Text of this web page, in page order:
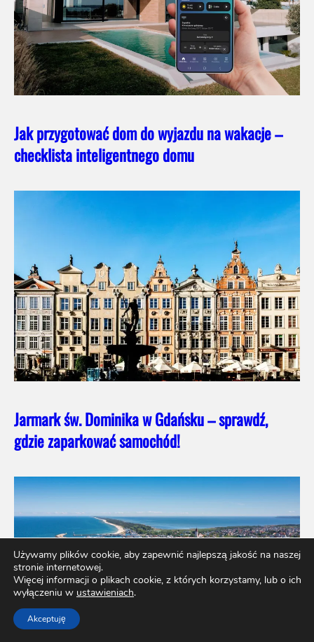
Jak przygotować dom do wyjazdu na wakacje –
checklista inteligentnego domu
Jarmark św. Dominika w Gdańsku – sprawdź,
gdzie zaparkować samochód!
Używamy plików cookie, aby zapewnić najlepszą jakość na naszej
stronie internetowej.
Więcej informacji o plikach cookie, z których korzystamy, lub o ich
wyłączeniu w ustawieniach.
Akceptuję